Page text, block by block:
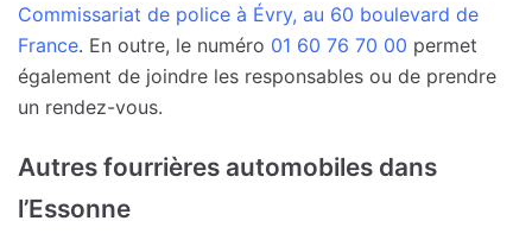
Commissariat de police à Évry, au 60 boulevard de
France. En outre, le numéro 01 60 76 70 00 permet
également de joindre les responsables ou de prendre
un rendez-vous.
Autres fourrières automobiles dans
l’Essonne